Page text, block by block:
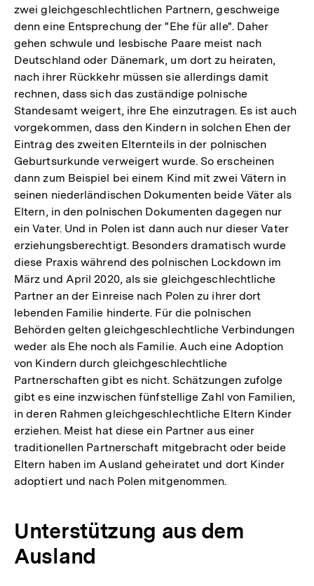
zwei gleichgeschlechtlichen Partnern, geschweige
denn eine Entsprechung der "Ehe für alle". Daher
gehen schwule und lesbische Paare meist nach
Deutschland oder Dänemark, um dort zu heiraten,
nach ihrer Rückkehr müssen sie allerdings damit
rechnen, dass sich das zuständige polnische
Standesamt weigert, ihre Ehe einzutragen. Es ist auch
vorgekommen, dass den Kindern in solchen Ehen der
Eintrag des zweiten Elternteils in der polnischen
Geburtsurkunde verweigert wurde. So erscheinen
dann zum Beispiel bei einem Kind mit zwei Vätern in
seinen niederländischen Dokumenten beide Väter als
Eltern, in den polnischen Dokumenten dagegen nur
ein Vater. Und in Polen ist dann auch nur dieser Vater
erziehungsberechtigt. Besonders dramatisch wurde
diese Praxis während des polnischen Lockdown im
März und April 2020, als sie gleichgeschlechtliche
Partner an der Einreise nach Polen zu ihrer dort
lebenden Familie hinderte. Für die polnischen
Behörden gelten gleichgeschlechtliche Verbindungen
weder als Ehe noch als Familie. Auch eine Adoption
von Kindern durch gleichgeschlechtliche
Partnerschaften gibt es nicht. Schätzungen zufolge
gibt es eine inzwischen fünfstellige Zahl von Familien,
in deren Rahmen gleichgeschlechtliche Eltern Kinder
erziehen. Meist hat diese ein Partner aus einer
traditionellen Partnerschaft mitgebracht oder beide
Eltern haben im Ausland geheiratet und dort Kinder
adoptiert und nach Polen mitgenommen.
Unterstützung aus dem
Ausland